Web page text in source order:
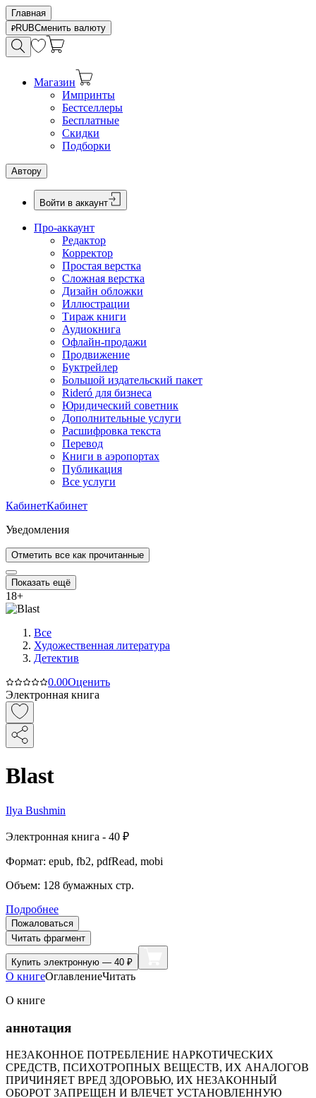
Главная
RUBСменить валюту
Магазин
Импринты
Бестселлеры
Бесплатные
Скидки
Подборки
Автору
Войти в аккаунт
Про-аккаунт
Редактор
Корректор
Простая верстка
Сложная верстка
Дизайн обложки
Иллюстрации
Тираж книги
Аудиокнига
Офлайн-продажи
Продвижение
Буктрейлер
Большой издательский пакет
Rideró для бизнеса
Юридический советник
Дополнительные услуги
Расшифровка текста
Перевод
Книги в аэропортах
Публикация
Все услуги
КабинетКабинет
Уведомления
Отметить все как прочитанные
Показать ещё
18+
Все
Художественная литература
Детектив
0.00Оценить
Электронная книга
Blast
Ilya Bushmin
Электронная книга - 40 ₽
Формат: epub, fb2, pdfRead, mobi
Объем: 128 бумажных стр.
Подробнее
Пожаловаться
Читать фрагмент
Купить электронную — 40 ₽
О книгеОглавлениеЧитать
О книге
аннотация
НЕЗАКОННОЕ ПОТРЕБЛЕНИЕ НАРКОТИЧЕСКИХ
СРЕДСТВ, ПСИХОТРОПНЫХ ВЕЩЕСТВ, ИХ АНАЛОГОВ
ПРИЧИНЯЕТ ВРЕД ЗДОРОВЬЮ, ИХ НЕЗАКОННЫЙ
ОБОРОТ ЗАПРЕЩЕН И ВЛЕЧЕТ УСТАНОВЛЕННУЮ